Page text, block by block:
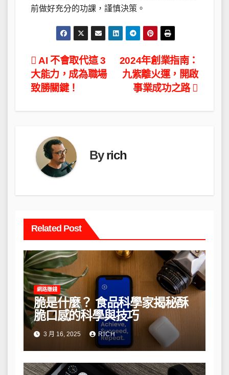
前做好充分的功課，謹慎決策。
文
章
導
2024年創業指南：
九紫離火運，開啟
事業成功之路
AI 不會取代這 3
大能力，成為職場
致勝關鍵！
Byrich
Related Post
網路賺錢
脆是什麼？ 食品科學家揭秘酥
脆口感的科學與技巧
3 月 16, 2025 RICH